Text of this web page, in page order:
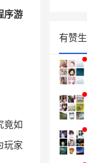
序游
竟如
玩家
有赞